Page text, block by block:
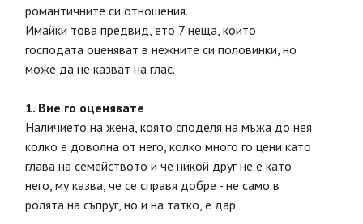
романтичните си отношения.
Имайки това предвид, ето 7 неща, които
господата оценяват в нежните си половинки, но
може да не казват на глас.
1. Вие го оценявате
Наличието на жена, която споделя на мъжа до нея
колко е доволна от него, колко много го цени като
глава на семейството и че никой друг не е като
него, му казва, че се справя добре - не само в
ролята на съпруг, но и на татко, е дар.